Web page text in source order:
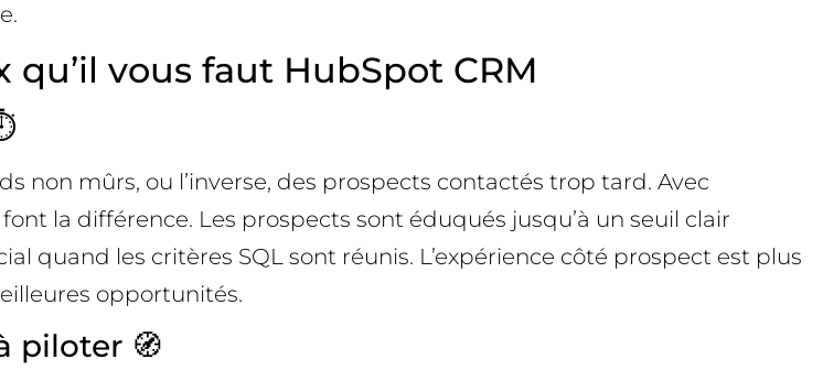
qu’il vous faut HubSpot CRM
non mûrs, ou l’inverse, des prospects contactés trop tard. Avec
la différence. Les prospects sont éduqués jusqu’à un seuil clair
quand les critères SQL sont réunis. L’expérience côté prospect est plus
opportunités.
piloter 🧭